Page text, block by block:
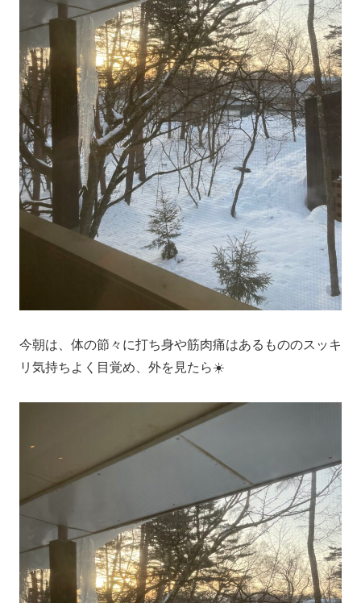
今朝は、体の節々に打ち身や筋肉痛はあるもののスッキ
リ気持ちよく目覚め、外を見たら☀️